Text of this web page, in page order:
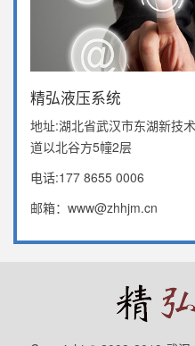
精弘液压系统
地址:湖北省武汉市东湖新技
道以北谷方5幢2层
电话:177 8655 0006
邮箱：www@zhhjm.cn